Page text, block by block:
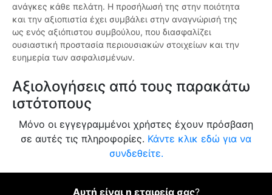
ανάγκες κάθε πελάτη. Η προσήλωσή της στην ποιότητα
και την αξιοπιστία έχει συμβάλει στην αναγνώρισή της
ως ενός αξιόπιστου συμβούλου, που διασφαλίζει
ουσιαστική προστασία περιουσιακών στοιχείων και την
ευημερία των ασφαλισμένων.
Αξιολογήσεις από τους παρακάτω
ιστότοπους
Μόνο οι εγγεγραμμένοι χρήστες έχουν πρόσβαση
σε αυτές τις πληροφορίες. Κάντε κλικ εδώ για να
συνδεθείτε.
Αυτή είναι η εταιρεία σας?